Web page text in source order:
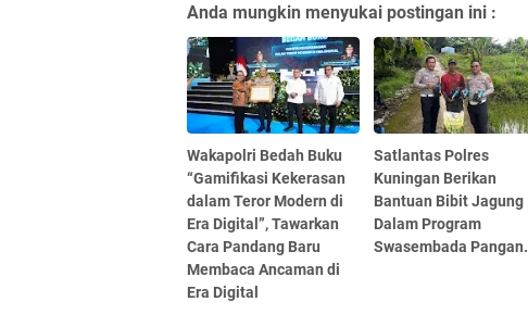
Anda mungkin menyukai postingan ini :
Wakapolri Bedah Buku
“Gamifikasi Kekerasan
dalam Teror Modern di
Era Digital”, Tawarkan
Cara Pandang Baru
Membaca Ancaman di
Era Digital
Satlantas Polres
Kuningan Berikan
Bantuan Bibit Jagung
Dalam Program
Swasembada Pangan.